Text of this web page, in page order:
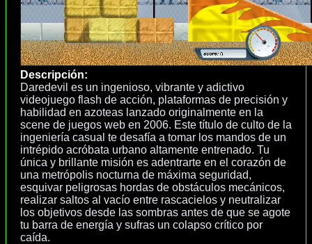
Descripción:
Daredevil es un ingenioso, vibrante y adictivo
videojuego flash de acción, plataformas de precisión y
habilidad en azoteas lanzado originalmente en la
scene de juegos web en 2006. Este título de culto de la
ingeniería casual te desafía a tomar los mandos de un
intrépido acróbata urbano altamente entrenado. Tu
única y brillante misión es adentrarte en el corazón de
una metrópolis nocturna de máxima seguridad,
esquivar peligrosas hordas de obstáculos mecánicos,
realizar saltos al vacío entre rascacielos y neutralizar
los objetivos desde las sombras antes de que se agote
tu barra de energía y sufras un colapso crítico por
caída.